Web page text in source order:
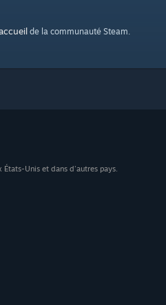
de la communauté Steam.
Unis et dans d'autres pays.